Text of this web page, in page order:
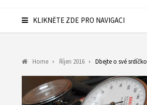
KLIKNĚTE ZDE PRO NAVIGACI
Home Říjen 2016 Dbejte o své srdíčko